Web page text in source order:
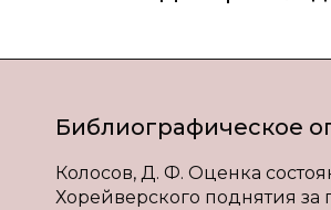
Библиографическое
Колосов, Д. Ф. Оценка
Хорейверского поднятия за